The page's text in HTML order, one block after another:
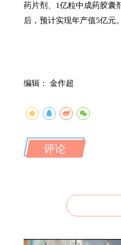
药片剂、1亿粒中成药胶囊
后，预计实现年产值5亿元。
编辑： 金作超
评论